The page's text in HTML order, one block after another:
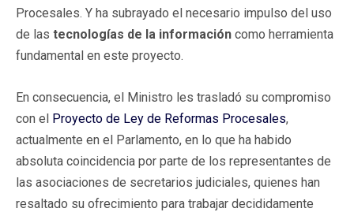
Procesales. Y ha subrayado el necesario impulso del uso
de las tecnologías de la información como herramienta
fundamental en este proyecto.
En consecuencia, el Ministro les trasladó su compromiso
con el Proyecto de Ley de Reformas Procesales,
actualmente en el Parlamento, en lo que ha habido
absoluta coincidencia por parte de los representantes de
las asociaciones de secretarios judiciales, quienes han
resaltado su ofrecimiento para trabajar decididamente